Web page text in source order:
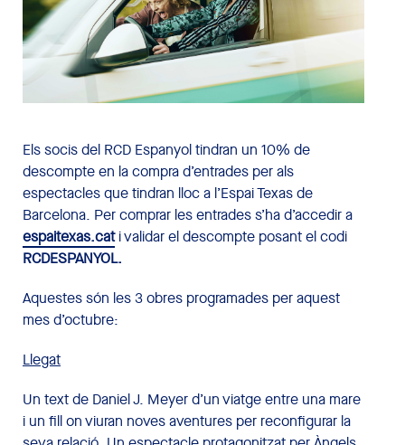
Els socis del RCD Espanyol tindran un 10% de
descompte en la compra d’entrades per als
espectacles que tindran lloc a l’Espai Texas de
Barcelona. Per comprar les entrades s’ha d’accedir a
espaitexas.cati validar el descompte posant el codi
RCDESPANYOL.
Aquestes són les 3 obres programades per aquest
mes d’octubre:
Llegat
Un text de Daniel J. Meyer d’un viatge entre una mare
i un fill on viuran noves aventures per reconfigurar la